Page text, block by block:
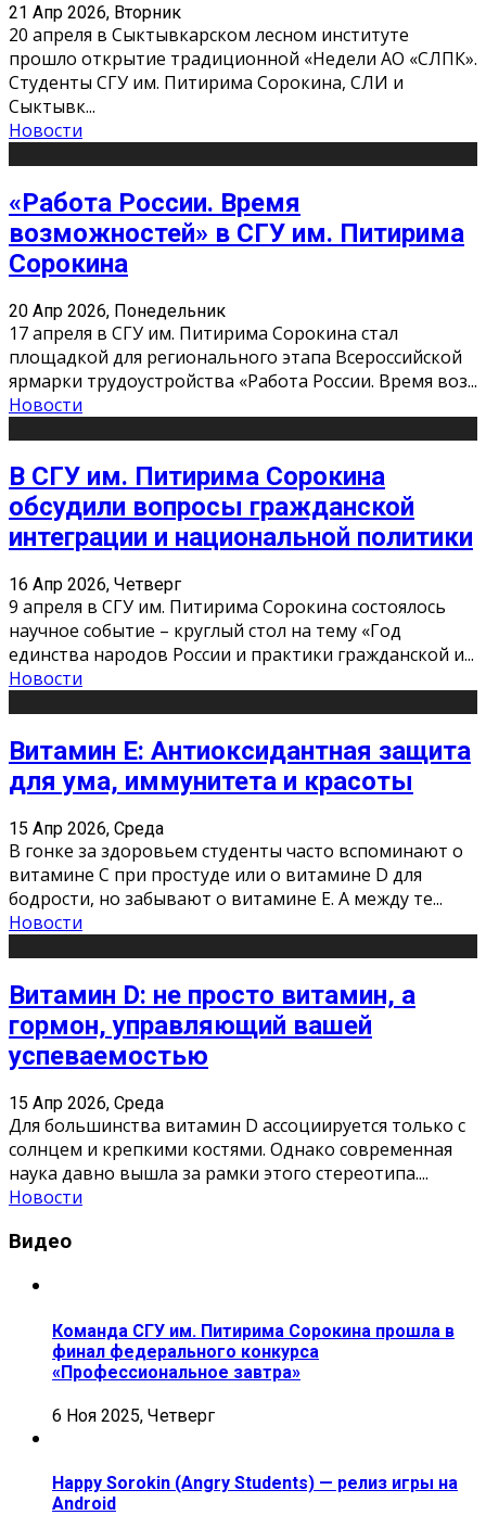
21 Апр 2026, Вторник
20 апреля в Сыктывкарском лесном институте
прошло открытие традиционной «Недели АО «СЛПК».
Студенты СГУ им. Питирима Сорокина, СЛИ и
Сыктывк...
Новости
«Работа России. Время
возможностей» в СГУ им. Питирима
Сорокина
20 Апр 2026, Понедельник
17 апреля в СГУ им. Питирима Сорокина стал
площадкой для регионального этапа Всероссийской
ярмарки трудоустройства «Работа России. Время воз...
Новости
В СГУ им. Питирима Сорокина
обсудили вопросы гражданской
интеграции и национальной политики
16 Апр 2026, Четверг
9 апреля в СГУ им. Питирима Сорокина состоялось
научное событие – круглый стол на тему «Год
единства народов России и практики гражданской и...
Новости
Витамин Е: Антиоксидантная защита
для ума, иммунитета и красоты
15 Апр 2026, Среда
В гонке за здоровьем студенты часто вспоминают о
витамине С при простуде или о витамине D для
бодрости, но забывают о витамине Е. А между те...
Новости
Витамин D: не просто витамин, а
гормон, управляющий вашей
успеваемостью
15 Апр 2026, Среда
Для большинства витамин D ассоциируется только с
солнцем и крепкими костями. Однако современная
наука давно вышла за рамки этого стереотипа....
Новости
Видео
Команда СГУ им. Питирима Сорокина прошла в
финал федерального конкурса
«Профессиональное завтра»
6 Ноя 2025, Четверг
Happy Sorokin (Angry Students) — релиз игры на
Android